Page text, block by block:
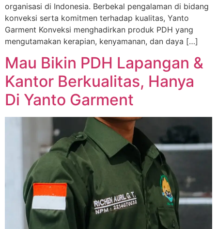
organisasi di Indonesia. Berbekal pengalaman di bidang
konveksi serta komitmen terhadap kualitas, Yanto
Garment Konveksi menghadirkan produk PDH yang
mengutamakan kerapian, kenyamanan, dan daya […]
Mau Bikin PDH Lapangan &
Kantor Berkualitas, Hanya
Di Yanto Garment